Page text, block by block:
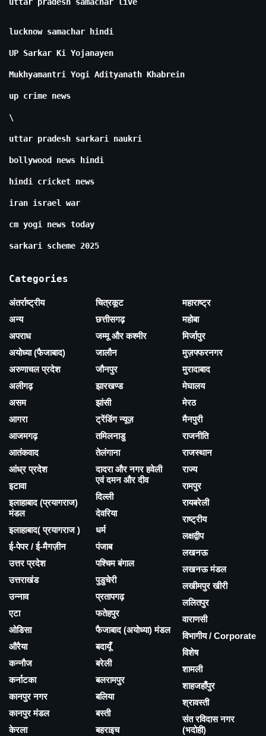
uttar pradesh samachar live
lucknow samachar hindi
UP Sarkar Ki Yojanayen
Mukhyamantri Yogi Adityanath Khabrein
up crime news
\
uttar pradesh sarkari naukri
bollywood news hindi
hindi cricket news
iran israel war
cm yogi news today
sarkari scheme 2025
Categories
अंतर्राष्ट्रीय
अन्य
अपराध
अयोध्या (फैजाबाद)
अरुणाचल प्रदेश
अलीगढ़
असम
आगरा
आजमगढ़
आतंकवाद
आंध्र प्रदेश
इटावा
इलाहाबाद (प्रयागराज)
मंडल
इलाहाबाद( प्रयागराज )
ई-पेपर / ई-मैगज़ीन
उत्तर प्रदेश
उत्तराखंड
उन्नाव
एटा
ओडिसा
औरैया
कन्नौज
कर्नाटका
कानपुर नगर
कानपुर मंडल
केरला
चित्रकूट
छत्तीसगढ़
जम्मू और कश्मीर
जालौन
जौनपुर
झारखण्ड
झांसी
ट्रेंडिंग न्यूज़
तमिलनाडु
तेलंगाना
दादरा और नगर हवेली
एवं दमन और दीव
दिल्ली
देवरिया
धर्म
पंजाब
पश्चिम बंगाल
पुडुचेरी
प्रतापगढ़
फतेहपुर
फैजाबाद (अयोध्या) मंडल
बदायूँ
बरेली
बलरामपुर
बलिया
बस्ती
बहराइच
महाराष्ट्र
महोबा
मिर्जापुर
मुज़फ्फरनगर
मुरादाबाद
मेघालय
मेरठ
मैनपुरी
राजनीति
राजस्थान
राज्य
रामपुर
रायबरेली
राष्ट्रीय
लक्षद्वीप
लखनऊ
लखनऊ मंडल
लखीमपुर खीरी
ललितपुर
वाराणसी
विभागीय / Corporate
विशेष
शामली
शाहजहाँपुर
श्रावस्ती
संत रविदास नगर
(भदोही)